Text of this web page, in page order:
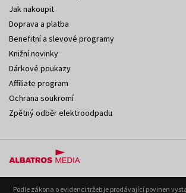
Jak nakoupit
Doprava a platba
Benefitní a slevové programy
Knižní novinky
Dárkové poukazy
Affiliate program
Ochrana soukromí
Zpětný odběr elektroodpadu
Podle zákona o evidenci tržeb je prodávající povinen